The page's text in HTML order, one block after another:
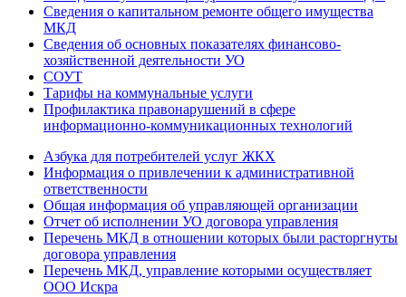
Сведения о капитальном ремонте общего имущества
МКД
Сведения об основных показателях финансово-
хозяйственной деятельности УО
СОУТ
Тарифы на коммунальные услуги
Профилактика правонарушений в сфере
информационно-коммуникационных технологий
Азбука для потребителей услуг ЖКХ
Информация о привлечении к административной
ответственности
Общая информация об управляющей организации
Отчет об исполнении УО договора управления
Перечень МКД в отношении которых были расторгнуты
договора управления
Перечень МКД, управление которыми осуществляет
ООО Искра